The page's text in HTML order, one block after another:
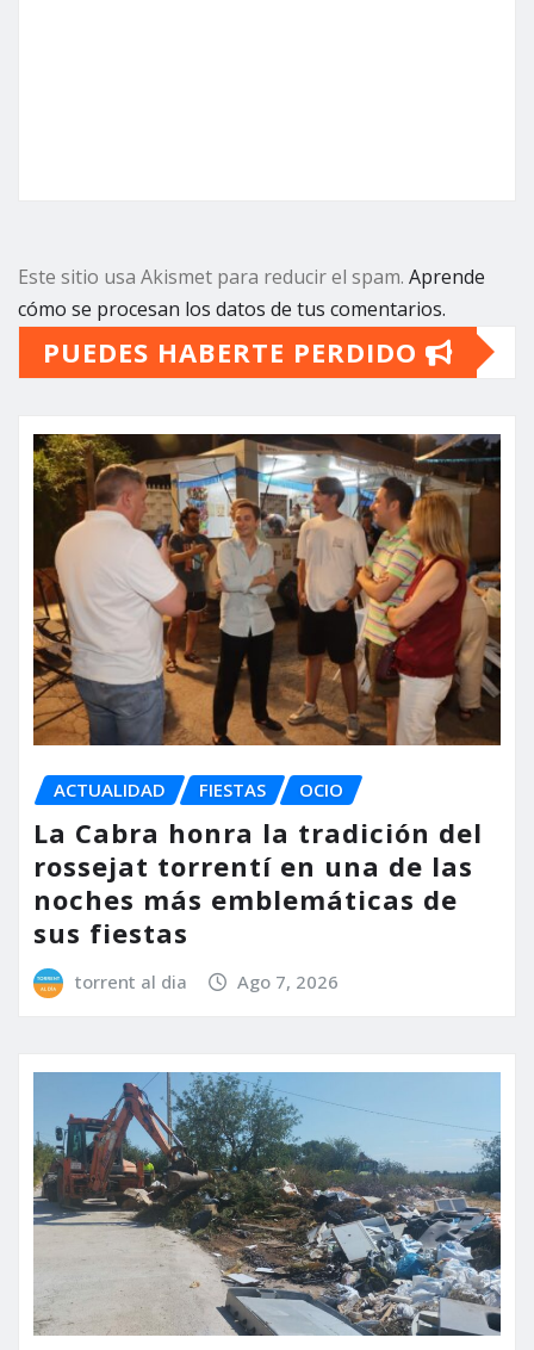
Este sitio usa Akismet para reducir el spam. Aprende
cómo se procesan los datos de tus comentarios.
PUEDES HABERTE PERDIDO
ACTUALIDAD FIESTAS OCIO
La Cabra honra la tradición del
rossejat torrentí en una de las
noches más emblemáticas de
sus fiestas
torrent al dia Ago 7, 2026